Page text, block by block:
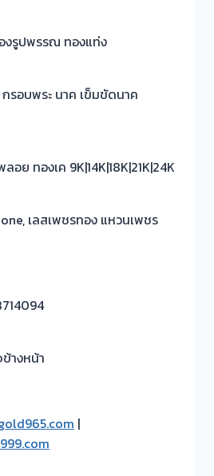
งรูปพรรณ ทองแท่ง
รอบพระ นาค เข็มขัดนาค
อย ทองเค 9K|14K|18K|21K|24K
เลสเพชรทอง แหวนเพชร
างหน้า
|